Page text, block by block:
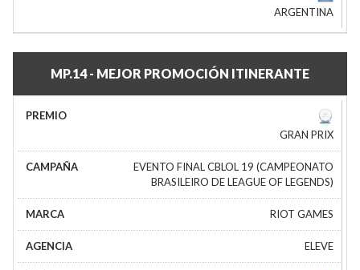
ARGENTINA
MP.14 - MEJOR PROMOCIÓN ITINERANTE
GRAN PRIX
EVENTO FINAL CBLOL 19 (CAMPEONATO
BRASILEIRO DE LEAGUE OF LEGENDS)
RIOT GAMES
ELEVE